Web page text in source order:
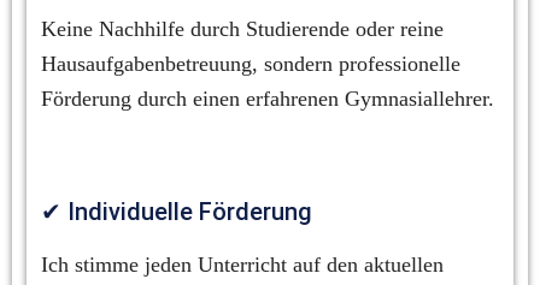
Keine Nachhilfe durch Studierende oder reine
Hausaufgabenbetreuung, sondern professionelle
Förderung durch einen erfahrenen Gymnasiallehrer.
✔ Individuelle Förderung
Ich stimme jeden Unterricht auf den aktuellen